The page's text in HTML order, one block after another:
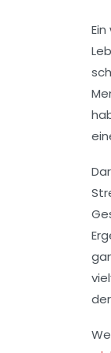
der